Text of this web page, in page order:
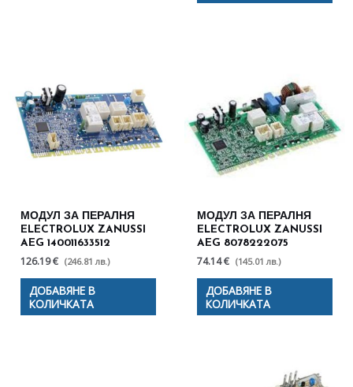
МОДУЛ ЗА ПЕРАЛНЯ
ELECTROLUX ZANUSSI
AEG 140011633512
126.19 € (246.81 лв.)
ДОБАВЯНЕ В
КОЛИЧКАТА
МОДУЛ ЗА ПЕРАЛНЯ
ELECTROLUX ZANUSSI
AEG 8078222075
74.14 € (145.01 лв.)
ДОБАВЯНЕ В
КОЛИЧКАТА